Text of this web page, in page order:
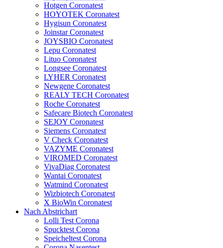
Hotgen Coronatest
HOYOTEK Coronatest
Hygisun Coronatest
Joinstar Coronatest
JOYSBIO Coronatest
Lepu Coronatest
Lituo Coronatest
Longsee Coronatest
LYHER Coronatest
Newgene Coronatest
REALY TECH Coronatest
Roche Coronatest
Safecare Biotech Coronatest
SEJOY Coronatest
Siemens Coronatest
V Check Coronatest
VAZYME Coronatest
VIROMED Coronatest
VivaDiag Coronatest
Wantai Coronatest
Watmind Coronatest
Wizbiotech Coronatest
X BioWin Coronatest
Nach Abstrichart
Lolli Test Corona
Spucktest Corona
Speicheltest Corona